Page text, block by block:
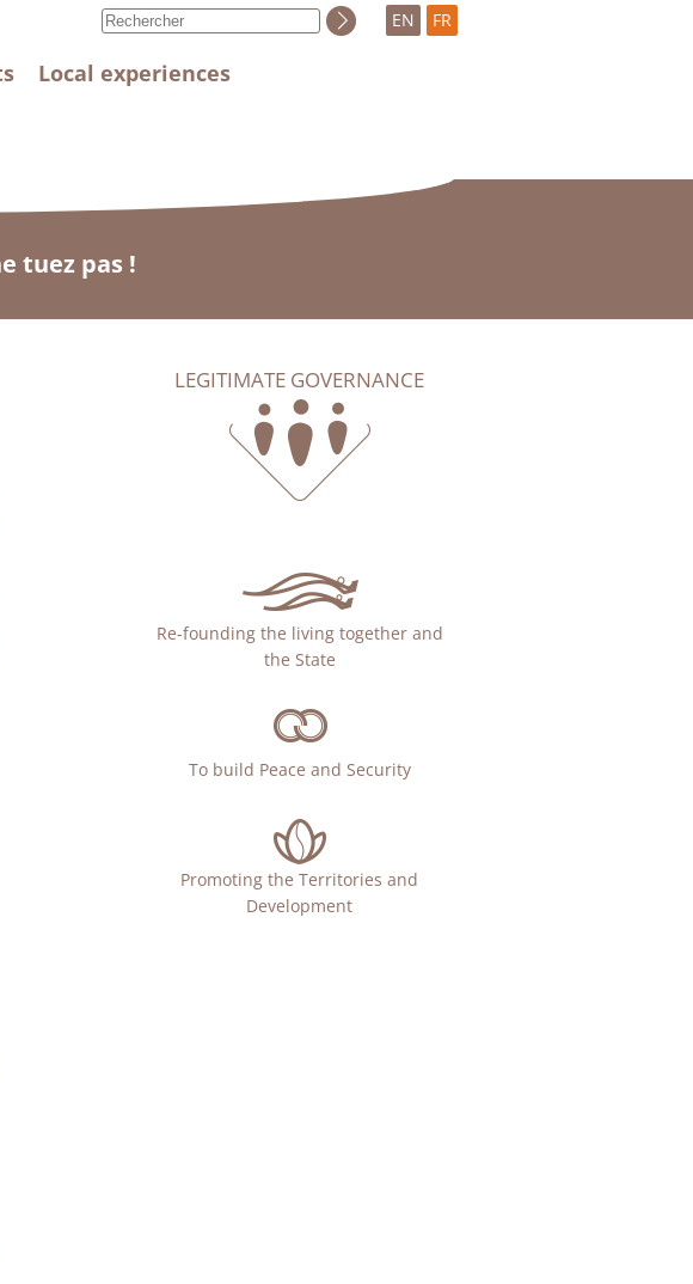
Local experiences
EN FR
tuez pas !
LEGITIMATE GOVERNANCE
Re-founding the living together and
the State
To build Peace and Security
Promoting the Territories and
Development